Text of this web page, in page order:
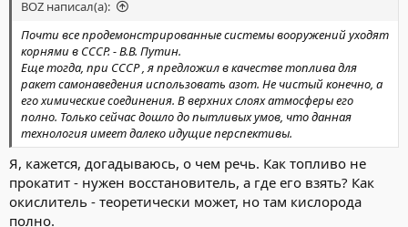
BOZ написал(а):
Почти все продемонстрированные системы вооружений уходят
корнями в СССР. - В.В. Путин.
Еще тогда, при СССР , я предложил в качестве топлива для
ракет самонаведения использовать азот. Не чистый конечно, а
его химические соединения. В верхних слоях атмосферы его
полно. Только сейчас дошло до пытливых умов, что данная
технология имеет далеко идущие перспективы.
Я, кажется, догадываюсь, о чем речь. Как топливо не
прокатит - нужен восстановитель, а где его взять? Как
окислитель - теоретически может, но там кислорода
полно.